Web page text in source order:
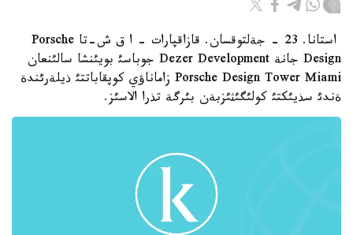
استانا. 23 - جةلتوقسان. قازاقپارات - ا ق ش-تا Porsche
Design جانة Dezer Development جوباسئ بويئنشا سالئنعان
Porsche Design Tower Miami زاماناؤي كوپقاباتتئ ذيلةرئندة
ةندئ سذيئكتئ كولئگئثئزبةن بئرگة تذرا الاسئز.